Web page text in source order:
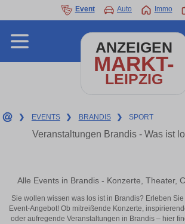
Event Auto Immo
ANZEIGEN
MARKT-
LEIPZIG
❯ EVENTS ❯ BRANDIS ❯ SPORT
Veranstaltungen Brandis - Was ist
Alle Events in Brandis - Konzerte, Theater,
Sie wollen wissen was los ist in Brandis? Erleben
Event-Angebot! Ob mitreißende Konzerte,
oder aufregende Veranstaltungen in Brandis – hier